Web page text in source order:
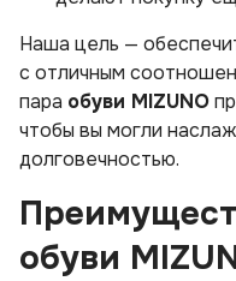
Наша цель —
с отличным
пара обуви MIZUNO
чтобы вы могли
долговечностью.
обуви